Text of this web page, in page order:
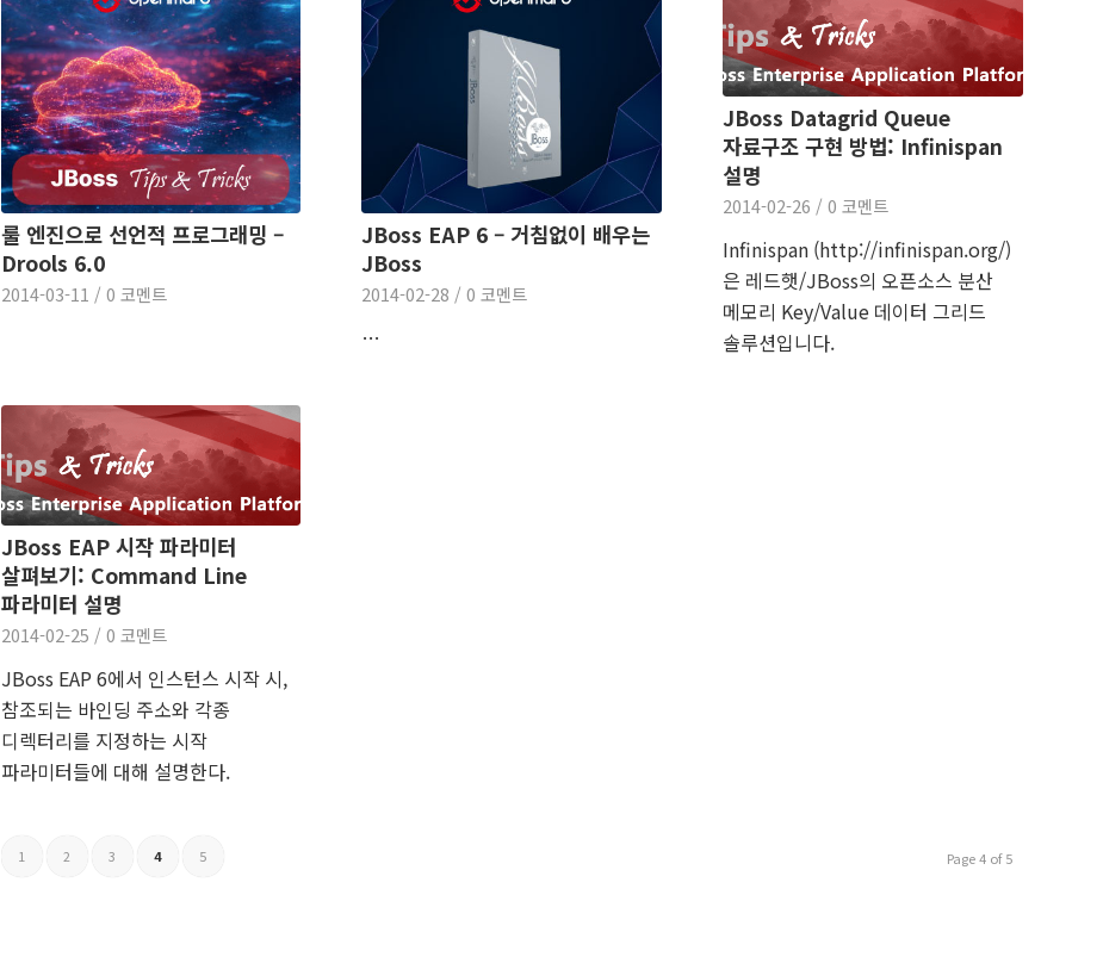
룰 엔진으로 선언적 프로그래밍 –
Drools 6.0
2014-03-11 / 0 코멘트
JBoss EAP 6 – 거침없이 배우는
JBoss
2014-02-28 / 0 코멘트
…
JBoss Datagrid Queue
자료구조 구현 방법: Infinispan
설명
2014-02-26 / 0 코멘트
Infinispan (http://infinispan.org/)
은 레드햇/JBoss의 오픈소스 분산
메모리 Key/Value 데이터 그리드
솔루션입니다.
JBoss EAP 시작 파라미터
살펴보기: Command Line
파라미터 설명
2014-02-25 / 0 코멘트
JBoss EAP 6에서 인스턴스 시작 시,
참조되는 바인딩 주소와 각종
디렉터리를 지정하는 시작
파라미터들에 대해 설명한다.
Page 4 of 5
1 2 3 4 5